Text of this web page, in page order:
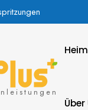
Heim
Über